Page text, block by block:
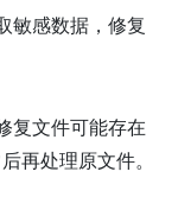
敏感数据，修复
复文件可能存在
再处理原文件。